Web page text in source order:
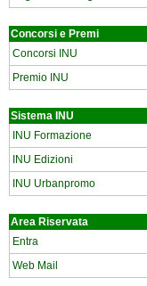
Concorsi e Premi
Concorsi INU
Premio INU
Sistema INU
INU Formazione
INU Edizioni
INU Urbanpromo
Area Riservata
Entra
Web Mail